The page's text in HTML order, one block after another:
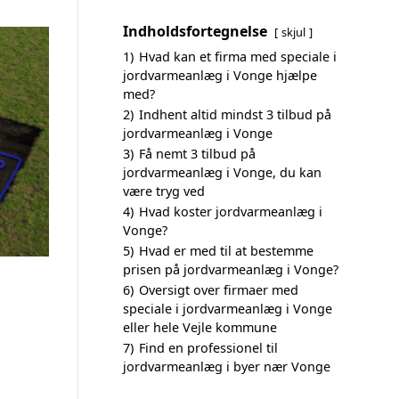
Indholdsfortegnelse skjul
1) Hvad kan et firma med speciale i
jordvarmeanlæg i Vonge hjælpe
med?
2) Indhent altid mindst 3 tilbud på
jordvarmeanlæg i Vonge
3) Få nemt 3 tilbud på
jordvarmeanlæg i Vonge, du kan
være tryg ved
4) Hvad koster jordvarmeanlæg i
Vonge?
5) Hvad er med til at bestemme
prisen på jordvarmeanlæg i Vonge?
6) Oversigt over firmaer med
speciale i jordvarmeanlæg i Vonge
eller hele Vejle kommune
7) Find en professionel til
jordvarmeanlæg i byer nær Vonge